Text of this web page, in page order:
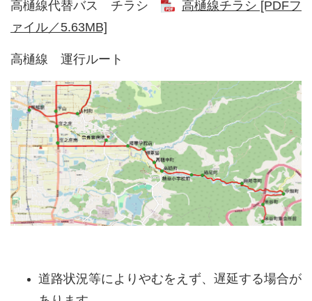
高樋線代替バス チラシ
高樋線チラシ [PDFフ
ァイル／5.63MB]
高樋線 運行ルート
道路状況等によりやむをえず、遅延する場合が